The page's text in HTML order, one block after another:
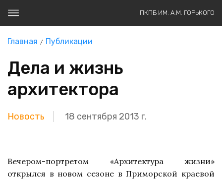
ПКПБ ИМ. А.М. ГОРЬКОГО
Главная Публикации
Дела и жизнь
архитектора
Новость 18 сентября 2013 г.
Вечером-портретом «Архитектура жизни»
открылся в новом сезоне в Приморской краевой